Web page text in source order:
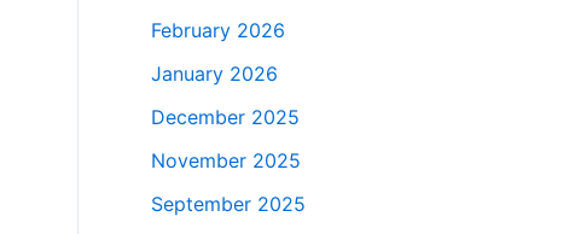
February 2026
January 2026
December 2025
November 2025
September 2025